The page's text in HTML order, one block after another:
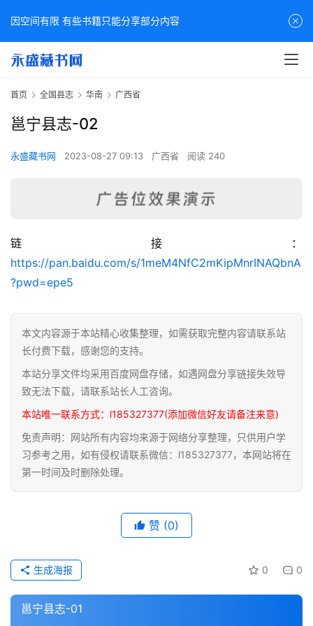
佛
家
典
道
家
典
籍
易
学
籍
籍
武
首页 全国县志 华南 广西省
邕宁县志-02
永盛藏书网 2023-08-27 09:13 广西省 阅读 240
链接：
https://pan.baidu.com/s/1meM4NfC2mKipMnrINAQbnA
?pwd=epe5
本文内容源于本站精心收集整理，如需获取完整内容请联系站
长付费下载，感谢您的支持。
本站分享文件均采用百度网盘存储，如遇网盘分享链接失效导
致无法下载，请联系站长人工咨询。
本站唯一联系方式：l185327377(添加微信好友请备注来意)
免责声明：网站所有内容均来源于网络分享整理，只供用户学
习参考之用，如有侵权请联系微信：l185327377，本网站将在
第一时间及时删除处理。
赞 (0)
0 0
生成海报
邕宁县志-01
因空间有限 有些书籍只能分享部分内容